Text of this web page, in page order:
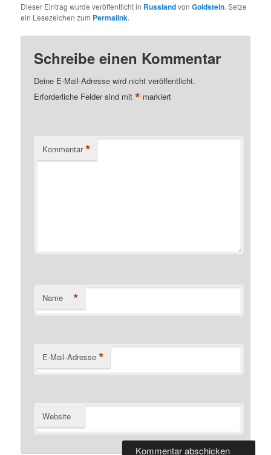
Dieser Eintrag wurde veröffentlicht in RusslandvonGoldstein. Setze
ein Lesezeichen zum Permalink.
Schreibe einen Kommentar
Deine E-Mail-Adresse wird nicht veröffentlicht.
Erforderliche Felder sind mit* markiert
Kommentar *
Name *
E-Mail-Adresse *
Website